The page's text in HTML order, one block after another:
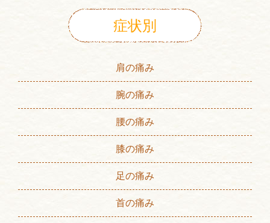
症状別
肩の痛み
腕の痛み
腰の痛み
膝の痛み
足の痛み
首の痛み